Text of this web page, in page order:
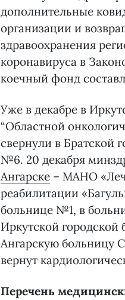
дополнительные
организации и
здравоохранения
коронавируса в
коечный фонд
Уже в декабре в
“Областной
свернули в Братской
№6. 20 декабря
Ангарске – МАНО
реабилитации
больнице №1, в
Иркутской
Ангарскую больницу
вернут
Перечень